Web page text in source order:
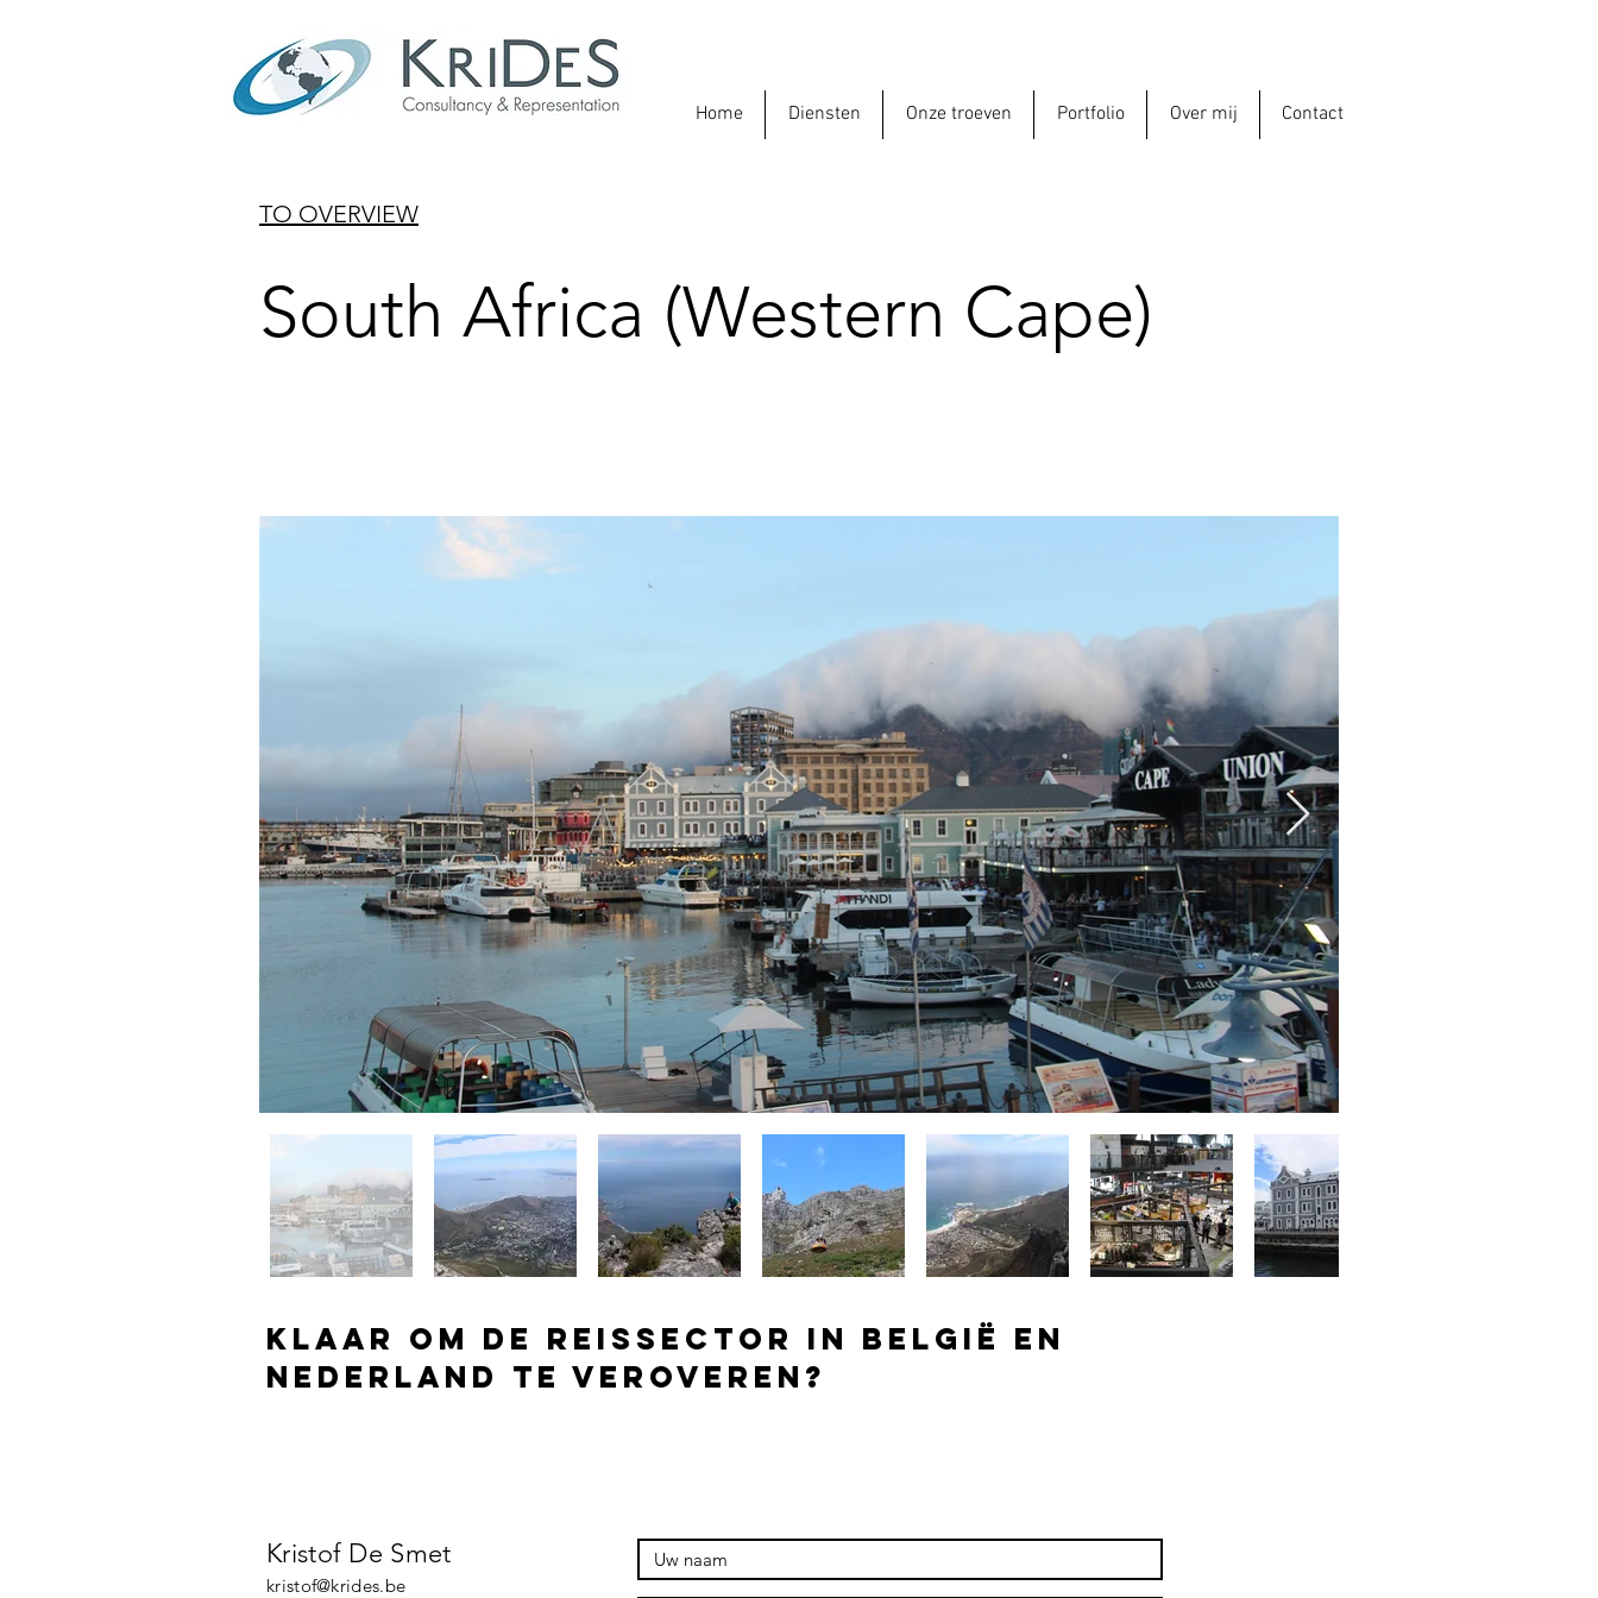
Home Diensten Onze troeven Portfolio Over mij Contact
TO OVERVIEW
South Africa (Western Cape)
Klaar om de reissector in België en
Nederland te veroveren?
Kristof De Smet
kristof@krides.be